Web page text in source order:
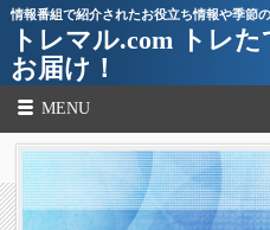
情報番組で紹介されたお役立ち情報や季節
トレマル.com トレ
お届け！
MENU